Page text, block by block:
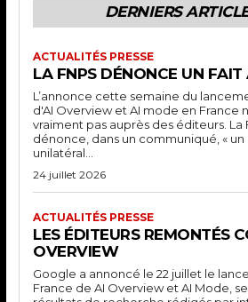
DERNIERS
ACTUALITÉS PRESSE
LA FNPS DÉNONCE UN FAIT
L’annonce cette semaine du
d'AI Overview et AI mode en France
vraiment pas auprès des éditeurs. La
dénonce, dans un communiqué, «
unilatéral...
24 juillet 2026
ACTUALITÉS PRESSE
LES ÉDITEURS REMONTÉS
OVERVIEW
Google a annoncé le 22 juillet le
France de AI Overview et AI Mode,